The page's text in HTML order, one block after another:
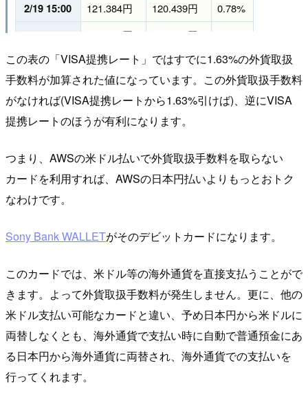
2/19 15:00 121.384円 120.439円 0.78%
121.314円 120.109円
この表の「VISA提携レート」ではすでに1.63%の外貨取扱
手数料が加算された値になっています。この外貨取扱手数料
がなければ(VISA提携レートから1.63%引けば)、逆にVISA
提携レートのほうが有利になります。
つまり、AWSの米ドル払いで外貨取扱手数料を取らない
カードを利用すれば、AWSの日本円払いよりもっとおトク
なわけです。
Sony Bank WALLETがそのデビットカードになります。
このカードでは、米ドル等の海外通貨を直接支払うことがで
きます。よって外貨取扱手数料が発生しません。更に、他の
米ドル支払い可能なカードと違い、予め日本円から米ドルに
両替しなくとも、海外通貨で支払い時に自動で普通預金にあ
る日本円から海外通貨に両替され、海外通貨での支払いを
行ってくれます。